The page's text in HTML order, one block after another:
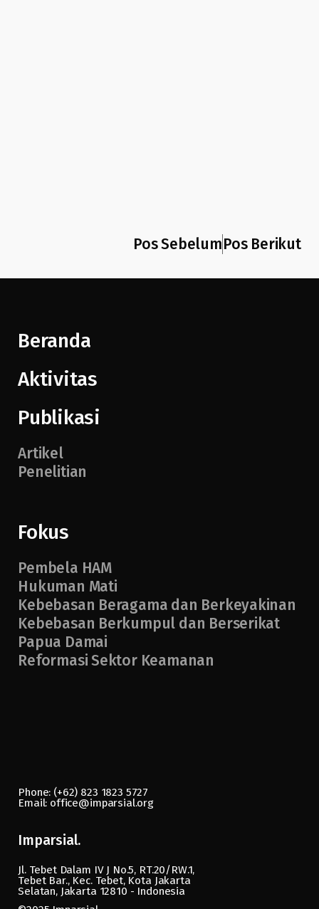
Pos SebelumPos Berikut
Beranda
Aktivitas
Publikasi
Artikel
Penelitian
Fokus
Pembela HAM
Hukuman Mati
Kebebasan Beragama dan Berkeyakinan
Kebebasan Berkumpul dan Berserikat
Papua Damai
Reformasi Sektor Keamanan
Phone: (+62) 823 1823 5727
Email: office@imparsial.org
Imparsial.
Jl. Tebet Dalam IV J No.5, RT.20/RW.1,
Tebet Bar., Kec. Tebet, Kota Jakarta
Selatan, Jakarta 12810 - Indonesia